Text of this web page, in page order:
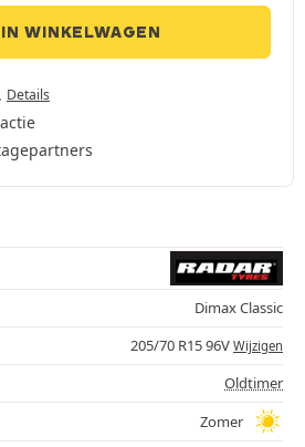
IN WINKELWAGEN
Details
Dimax Classic
205/70 R15 96V Wijzigen
Oldtimer
Zomer